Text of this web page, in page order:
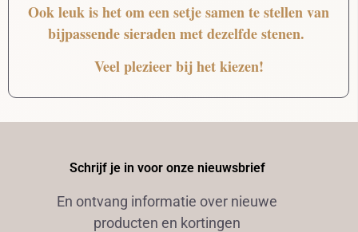
Ook leuk is het om een setje samen te stellen van
bijpassende sieraden met dezelfde stenen.
Veel plezieer bij het kiezen!
Schrijf je in voor onze nieuwsbrief
En ontvang informatie over nieuwe
producten en kortingen